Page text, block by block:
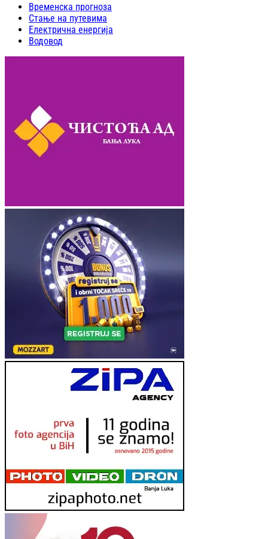
Временска прогноза
Стање на путевима
Електрична енергија
Водовод